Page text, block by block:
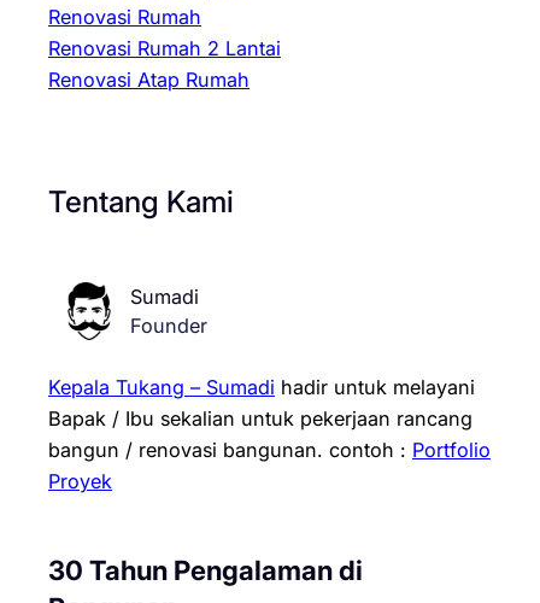
Renovasi Rumah
Renovasi Rumah 2 Lantai
Renovasi Atap Rumah
Tentang Kami
Sumadi
Founder
Kepala Tukang – Sumadi hadir untuk melayani
Bapak / Ibu sekalian untuk pekerjaan rancang
bangun / renovasi bangunan. contoh : Portfolio
Proyek
30 Tahun Pengalaman di